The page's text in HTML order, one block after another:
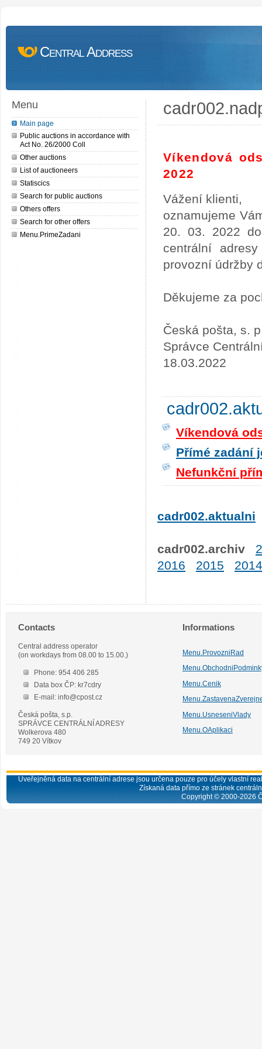
Central Address
Menu
Main page
Public auctions in accordance with
Act No. 26/2000 Coll
Other auctions
List of auctioneers
Statiscics
Search for public auctions
Others offers
Search for other offers
Menu.PrimeZadani
Víkendová
2022
Vážení klienti,
oznamujeme
20. 03. 2022
centrální
provozní údržby
Děkujeme za
Česká pošta, s.
Správce
18.03.2022
Víkendová
Přímé zadání
Nefunkční
cadr002.aktualni
cadr002.archiv
2016
2015 2014
Contacts
Central address operator
(on workdays from 08.00 to 15.00.)
Phone: 954 406 285
Data box ČP: kr7cdry
E-mail: info@cpost.cz
Česká pošta, s.p.
SPRÁVCE CENTRÁLNÍ ADRESY
Wolkerova 480
749 20 Vítkov
Informations
Menu.ProvozniRad
Menu.Cenik
Menu.UsneseniVlady
Menu.OAplikaci
Uveřejněná data na centrální adrese jsou určena pouze pro účely vlastní
Získaná data přímo ze stránek
Copyright © 2000-2026